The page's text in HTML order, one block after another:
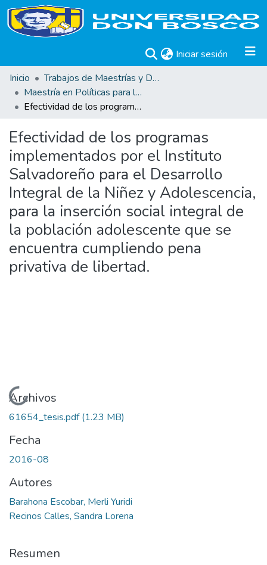
Iniciar sesión (current)
Inicio
Trabajos de Maestrías y Doctorados
Maestría en Políticas para la Prevención de Violencia Juvenil en Cultura de Paz
Efectividad de los programas implementados por el Instituto Salvadoreño para el Desarrollo Integral de la Niñez y Adolescencia, para la inserción social integral de la población adolescente que se encuentra cumpliendo pena privativa de libertad.
Efectividad de los programas
implementados por el Instituto
Salvadoreño para el Desarrollo
Integral de la Niñez y Adolescencia,
para la inserción social integral de
la población adolescente que se
encuentra cumpliendo pena
privativa de libertad.
Cargando...
Archivos
61654_tesis.pdf(1.23 MB)
Fecha
2016-08
Autores
Barahona Escobar, Merli Yuridi
Recinos Calles, Sandra Lorena
Resumen